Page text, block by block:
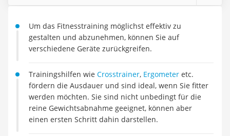
Trekkingschuhe Herren
Klimmzugstation
Nachtsichtgerät
Handgepäck-Koffer
Vibrationsplatte
Wanderschuhe Herren
Sicherheitsweste Reiten
Um das Fitnesstraining möglichst effektiv zu
gestalten und abzunehmen, können Sie auf
verschiedene Geräte zurückgreifen.
Trainingshilfen wie Crosstrainer, Ergometer etc.
fördern die Ausdauer und sind ideal, wenn Sie fitter
werden möchten. Sie sind nicht unbedingt für die
reine Gewichtsabnahme geeignet, können aber
einen ersten Schritt dahin darstellen.